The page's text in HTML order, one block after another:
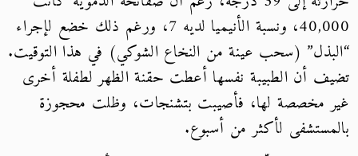
40,000، ونسبة الأنيميا لديه 7، ورغم ذلك خضع لإجراء
“البذل” (سحب عينة من النخاع الشوكي) في هذا التوقيت.
تضيف أن الطبيبة نفسها أعطت حقنة الظهر لطفلة أخرى
غير مخصصة لها، فأصيبت بتشنجات، وظلت محجوزة
بالمستشفى لأكثر من أسبوع.